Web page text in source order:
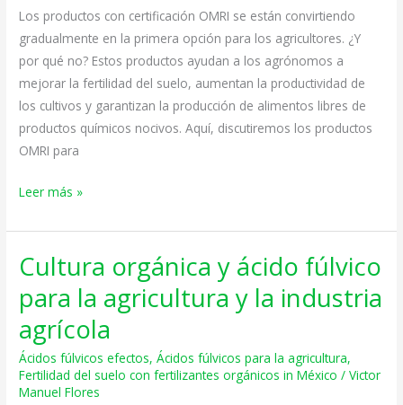
Los productos con certificación OMRI se están convirtiendo
gradualmente en la primera opción para los agricultores. ¿Y
por qué no? Estos productos ayudan a los agrónomos a
mejorar la fertilidad del suelo, aumentan la productividad de
los cultivos y garantizan la producción de alimentos libres de
productos químicos nocivos. Aquí, discutiremos los productos
OMRI para
y
los
ácidos
fúlvicos?
Leer más »
Cultura orgánica y ácido fúlvico
para la agricultura y la industria
agrícola
Ácidos fúlvicos efectos,Ácidos fúlvicos para la agricultura,
Fertilidad del suelo con fertilizantes orgánicos in México /Victor
Manuel Flores
Cultura
y
ácido
fúlvico
para
la